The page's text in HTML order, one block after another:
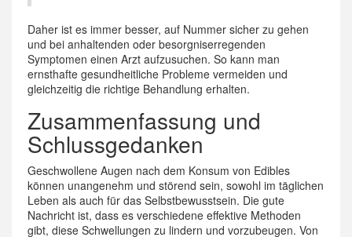
Daher ist es immer besser, auf Nummer sicher zu gehen
und bei anhaltenden oder besorgniserregenden
Symptomen einen Arzt aufzusuchen. So kann man
ernsthafte gesundheitliche Probleme vermeiden und
gleichzeitig die richtige Behandlung erhalten.
Zusammenfassung und
Schlussgedanken
Geschwollene Augen nach dem Konsum von Edibles
können unangenehm und störend sein, sowohl im täglichen
Leben als auch für das Selbstbewusstsein. Die gute
Nachricht ist, dass es verschiedene effektive Methoden
gibt, diese Schwellungen zu lindern und vorzubeugen. Von